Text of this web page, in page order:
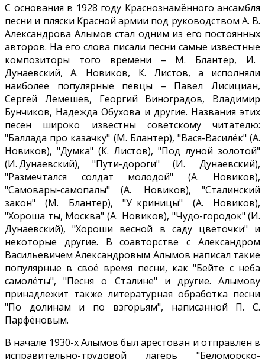
С основания в 1928 году Краснознамённого ансамбля
песни и пляски Красной армии под руководством А. В.
Александрова Алымов стал одним из его постоянных
авторов. На его слова писали песни самые известные
композиторы того времени – М. Блантер, И.
Дунаевский, А. Новиков, К. Листов, а исполняли
наиболее популярные певцы – Павел Лисициан,
Сергей Лемешев, Георгий Виноградов, Владимир
Бунчиков, Надежда Обухова и другие. Названия этих
песен широко известны советскому читателю:
"Баллада про казачку" (М. Блантер), "Вася-Василёк" (А.
Новиков), "Думка" (К. Листов), "Под луной золотой"
(И. Дунаевский), "Пути-дороги" (И. Дунаевский),
"Размечтался солдат молодой" (А. Новиков),
"Самовары-самопалы" (А. Новиков), "Сталинский
закон" (М. Блантер), "У криницы" (А. Новиков),
"Хороша ты, Москва" (А. Новиков), "Чудо-городок" (И.
Дунаевский), "Хороши весной в саду цветочки" и
некоторые другие. В соавторстве с Александром
Васильевичем Александровым Алымов написал такие
популярные в своё время песни, как "Бейте с неба
самолёты", "Песня о Сталине" и другие. Алымову
принадлежит также литературная обработка песни
"По долинам и по взгорьям", написанной П. С.
Парфёновым.
В начале 1930-х Алымов был арестован и отправлен в
исправительно-трудовой лагерь "Беломорско-